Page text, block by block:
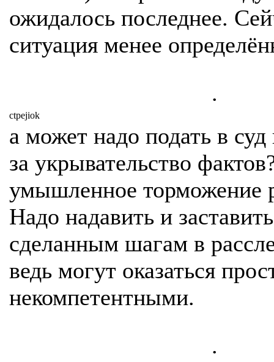
ожидалось последнее.
ситуация менее
.
ctpejiok
а может надо подать в
за укрывательство
умышленное торможение
Надо надавить и
сделанным шагам в
ведь могут оказаться
некомпетентными.
.